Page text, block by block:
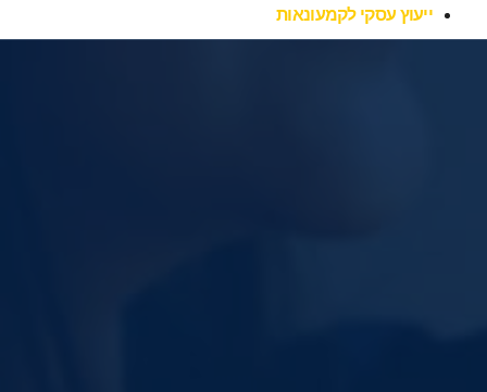
ייעוץ עסקי לקמעונאות